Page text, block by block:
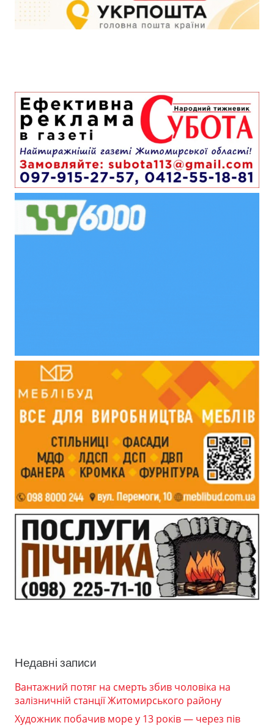
Недавні записи
Вантажний потяг на смерть збив чоловіка на
залізничній станції Житомирського району
Художник побачив море у 13 років — через пів